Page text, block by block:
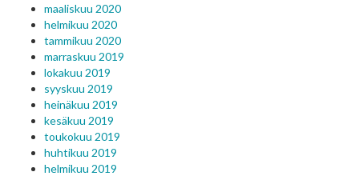
maaliskuu 2020
helmikuu 2020
tammikuu 2020
marraskuu 2019
lokakuu 2019
syyskuu 2019
heinäkuu 2019
kesäkuu 2019
toukokuu 2019
huhtikuu 2019
helmikuu 2019